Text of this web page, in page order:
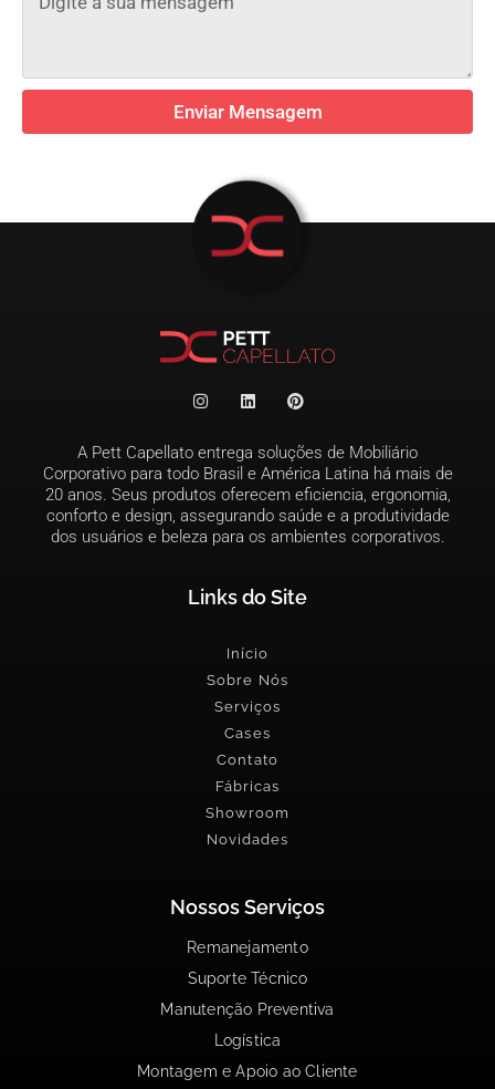
Enviar Mensagem
A Pett Capellato entrega soluções de Mobiliário
Corporativo para todo Brasil e América Latina há mais de
20 anos. Seus produtos oferecem eficiencia, ergonomia,
conforto e design, assegurando saúde e a produtividade
dos usuários e beleza para os ambientes corporativos.
Links do Site
Início
Sobre Nós
Serviços
Cases
Contato
Fábricas
Showroom
Novidades
Nossos Serviços
Remanejamento
Suporte Técnico
Manutenção Preventiva
Logística
Montagem e Apoio ao Cliente